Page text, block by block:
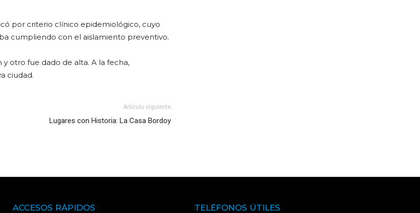
por criterio clínico epidemiológico, cuyo
cumpliendo con el aislamiento preventivo.
otro fue dado de alta. A la fecha,
ciudad.
Artículo siguiente
Lugares con Historia: La Casa Bordoy
ACCESOS RÁPIDOS TELÉFONOS ÚTILES